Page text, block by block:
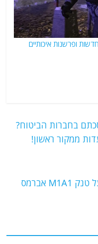
ופרשנות איכותיים
בחברות הביטוח?
ממקור ראשון!
רוסיה מתחילה בהנדסה לאחור על טנק M1A1 אברמס